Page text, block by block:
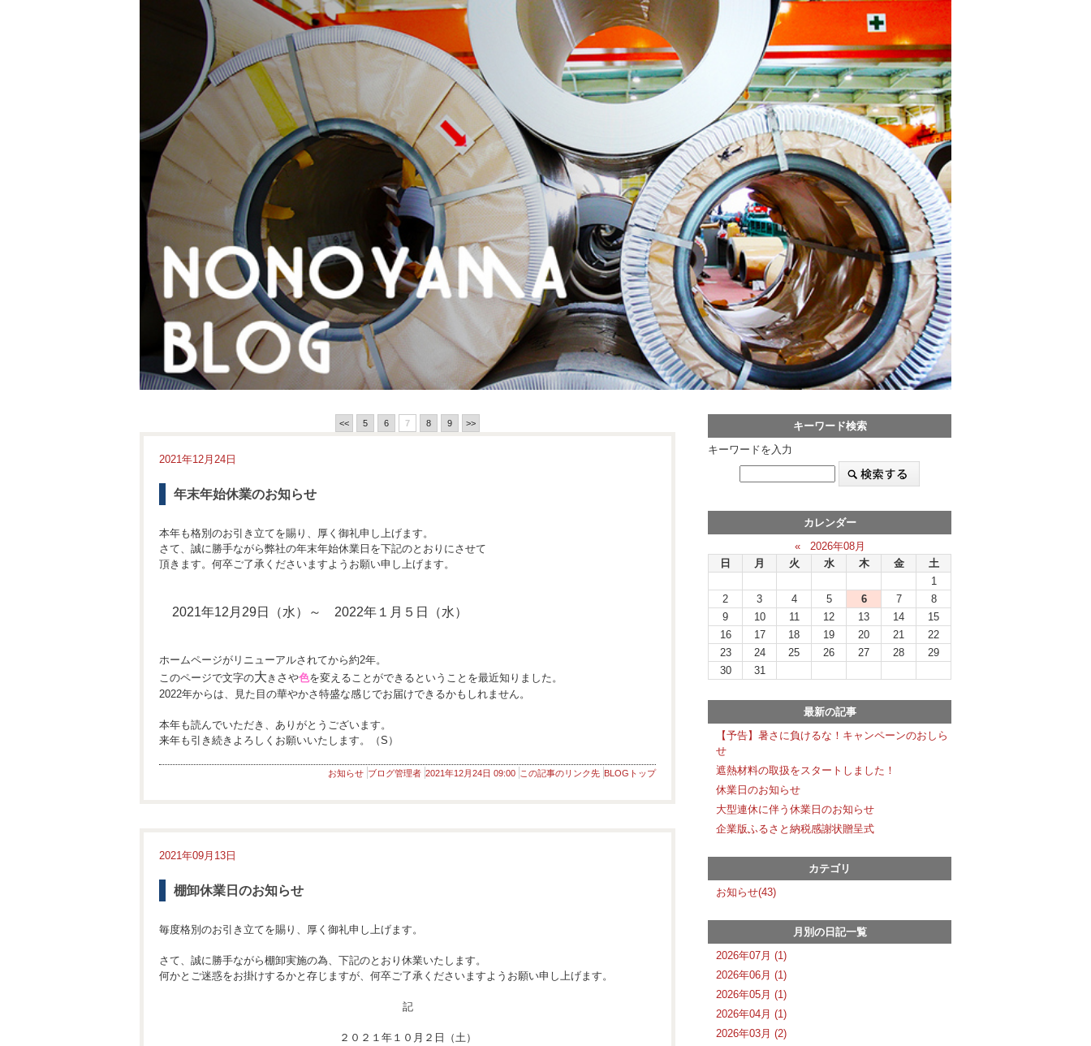
<< 5 6 7 8 9 >>
2021年12月24日
年末年始休業のお知らせ
本年も格別のお引き立てを賜り、厚く御礼申し上げます。
さて、誠に勝手ながら弊社の年末年始休業日を下記のとおりにさせて
頂きます。何卒ご了承くださいますようお願い申し上げます。
2021年12月29日（水）～ 2022年１月５日（水）
ホームページがリニューアルされてから約2年。
このページで文字の大 き さ や色を変えることができるということを最近知りました。
2022年からは、見た目の華やかさ特盛な感じでお届けできるかもしれません。
本年も読んでいただき、ありがとうございます。
来年も引き続きよろしくお願いいたします。（S）
お知らせ ブログ管理者 2021年12月24日 09:00 この記事のリンク先 BLOGトップ
2021年09月13日
棚卸休業日のお知らせ
毎度格別のお引き立てを賜り、厚く御礼申し上げます。
さて、誠に勝手ながら棚卸実施の為、下記のとおり休業いたします。
何かとご迷惑をお掛けするかと存じますが、何卒ご了承くださいますようお願い申し上げます。
記
２０２１年１０月２日（土）
キーワード検索
キーワードを入力
カレンダー
«
2026年08月
日
月 火 水 木 金
土
1
2
3 4 5 6 7
8
9
10 11 12 13 14
15
16
17 18 19 20 21
22
23
24 25 26 27 28
29
30
31
最新の記事
【予告】暑さに負けるな！キャンペーンのおしら
せ
遮熱材料の取扱をスタートしました！
休業日のお知らせ
大型連休に伴う休業日のお知らせ
企業版ふるさと納税感謝状贈呈式
カテゴリ
お知らせ(43)
月別の日記一覧
2026年07月 (1)
2026年06月 (1)
2026年05月 (1)
2026年04月 (1)
2026年03月 (2)